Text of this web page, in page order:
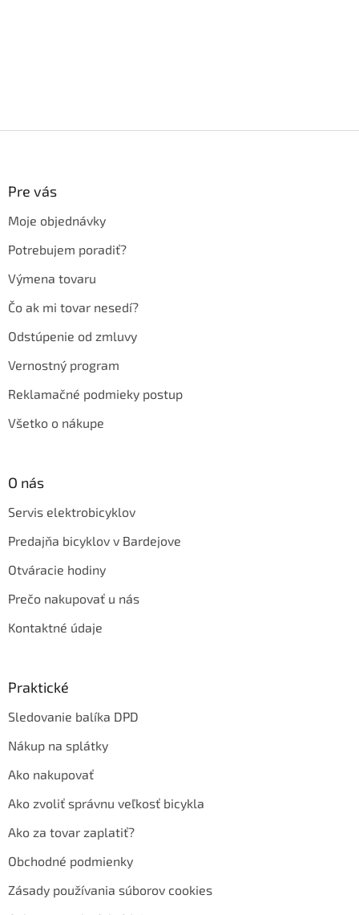
Pre vás
Moje objednávky
Potrebujem poradiť?
Výmena tovaru
Čo ak mi tovar nesedí?
Odstúpenie od zmluvy
Vernostný program
Reklamačné podmieky postup
Všetko o nákupe
O nás
Servis elektrobicyklov
Predajňa bicyklov v Bardejove
Otváracie hodiny
Prečo nakupovať u nás
Kontaktné údaje
Praktické
Sledovanie balíka DPD
Nákup na splátky
Ako nakupovať
Ako zvoliť správnu veľkosť bicykla
Ako za tovar zaplatiť?
Obchodné podmienky
Zásady používania súborov cookies